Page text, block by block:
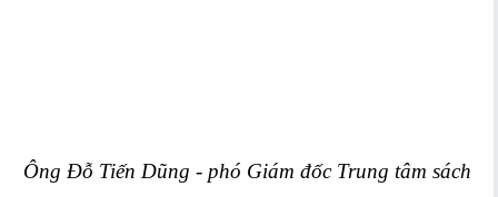
Ông Đỗ Tiến Dũng - phó Giám đốc Trung tâm sách